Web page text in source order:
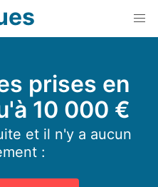
prises en
10 000 €
et il n'y a aucun
: